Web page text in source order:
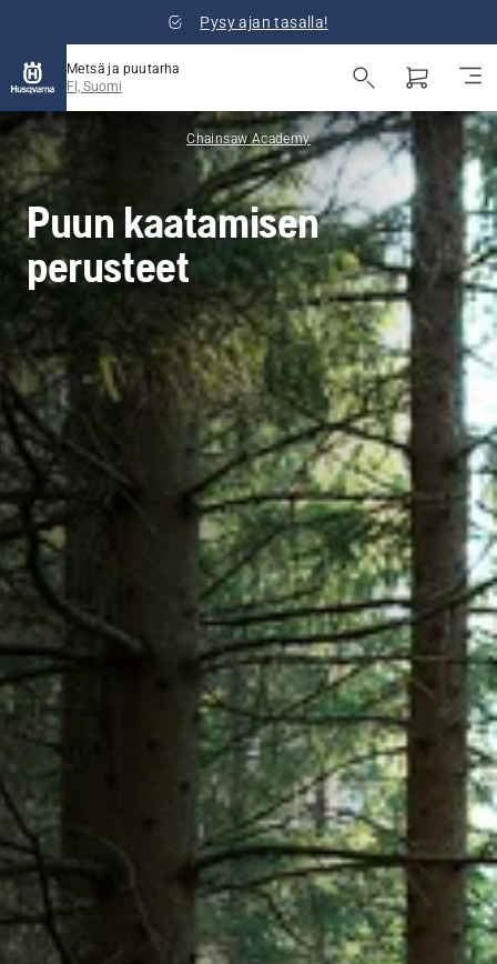
Pysy ajan tasalla!
Metsä ja puutarha
FI, Suomi
Chainsaw Academy
Puun kaatamisen
perusteet